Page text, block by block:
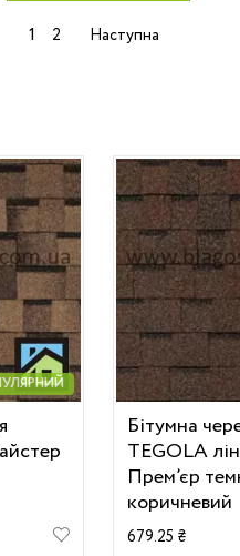
Навігація
1 2 Наступна
Бітумна
TEGOLA
Прем’єр
коричневий
679.25 ₴